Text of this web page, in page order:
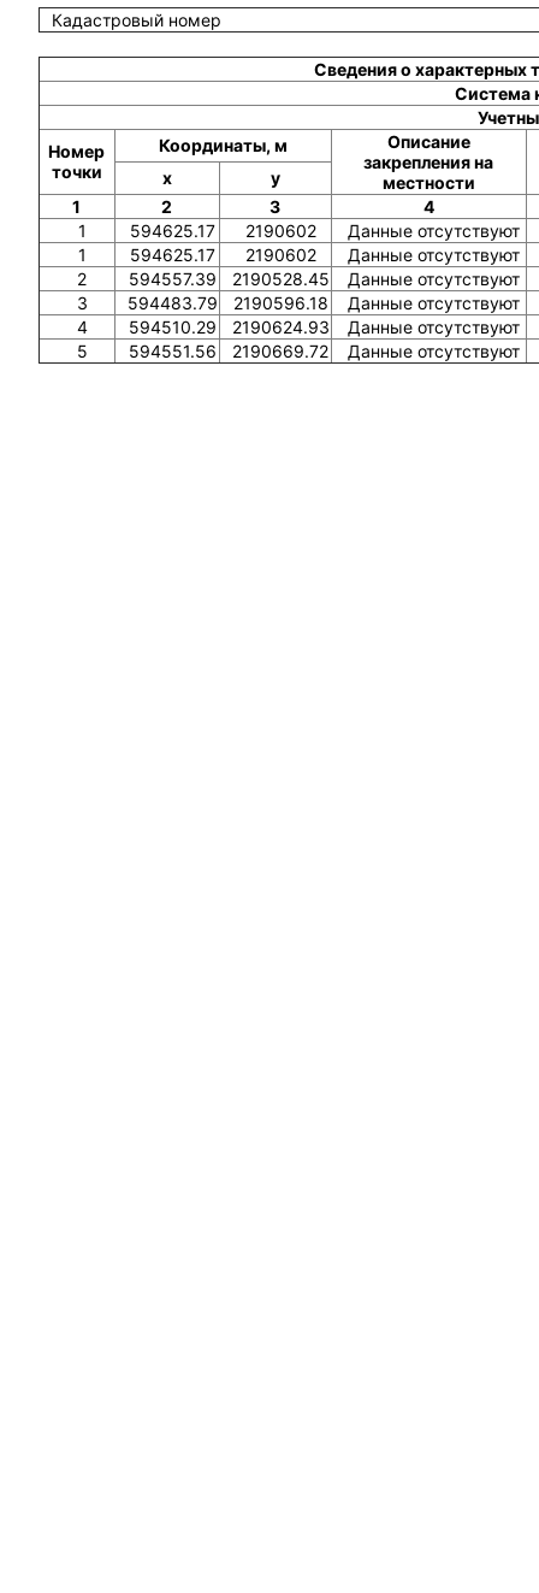
Кадастровый номер
Сведения о характерных
Система
Номер
точки
Координаты, м
Описание
закрепления на
местности
x
y
1
2 3
4
1
594625.17 2190602
Данные отсутствуют
1
594625.17 2190602
Данные отсутствуют
2
594557.39 2190528.45
Данные отсутствуют
3
594483.79 2190596.18
Данные отсутствуют
4
594510.29 2190624.93
Данные отсутствуют
5
594551.56 2190669.72 Данные отсутствуют